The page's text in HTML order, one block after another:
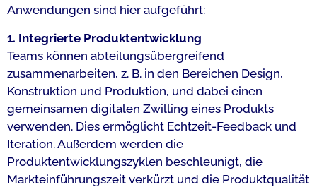
Anwendungen sind hier aufgeführt:
1. Integrierte Produktentwicklung
Teams können abteilungsübergreifend
zusammenarbeiten, z. B. in den Bereichen Design,
Konstruktion und Produktion, und dabei einen
gemeinsamen digitalen Zwilling eines Produkts
verwenden. Dies ermöglicht Echtzeit-Feedback und
Iteration. Außerdem werden die
Produktentwicklungszyklen beschleunigt, die
Markteinführungszeit verkürzt und die Produktqualität